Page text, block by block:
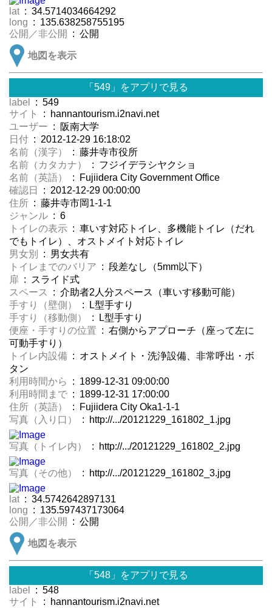
lat : 34.5714034664292
long : 135.638258755195
公開／非公開
: 公開
地図を表示
「549」をアプリで見る
label
: 549
サイト
: hannantourism.i2navi.net
ユーザー : 阪南大学
日付 : 2012-12-29 16:18:02
名前（漢字）
: 藤井寺市役所
名前（カタカナ）
: フジイデラシヤクショ
名前（英語）
: Fujiidera City Government Office
確認日
: 2012-12-29 00:00:00
住所 : 藤井寺市岡1-1-1
ジャンル : 6
トイレの表示 : 車いす対応トイレ、多機能トイレ（だれ
でもトイレ）、オストメイト対応トイレ
男女別
: 男女共有
トイレまでのバリア : 段差なし（5mm以下）
扉 : スライド式
スペース
: 介助者2人分スペース（車いす移動可能）
手すり（壁側）
: L型手すり
手すり（移動側）
: L型手すり
便座・手すりの位置 : 右側からアプローチ（座って左に
可動手すり）
トイレ内設備 : オストメイト・洗浄設備、非常呼出・ボ
タン
利用時間から
: 1899-12-31 09:00:00
利用時間まで : 1899-12-31 17:00:00
住所（英語）
: Fujiidera City Oka1-1-1
写真（入り口）
: http://.../20121229_161802_1.jpg
写真（トイレ内） : http://.../20121229_161802_2.jpg
写真（その他） : http://.../20121229_161802_3.jpg
lat : 34.5742642897131
long : 135.597437173064
公開／非公開
: 公開
地図を表示
「548」をアプリで見る
label
: 548
サイト
: hannantourism.i2navi.net